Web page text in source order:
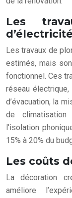
Les
d’électricité
Les travaux de
estimés, mais
fonctionnel. Ces
réseau électrique,
d’évacuation, la
de climatisation
l’isolation
15% à 20% du
Les coûts
La décoration
améliore